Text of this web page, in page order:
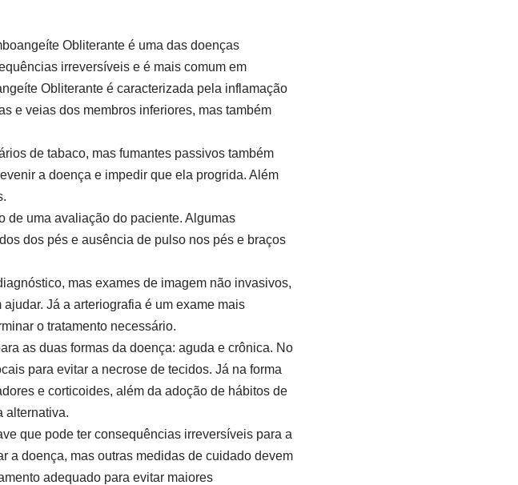
Obliterante é uma das doenças
irreversíveis e é mais comum em
Obliterante é caracterizada pela inflamação
e veias dos membros inferiores, mas também
de tabaco, mas fumantes passivos também
a doença e impedir que ela progrida. Além
de uma avaliação do paciente. Algumas
dos pés e ausência de pulso nos pés e braços
mas exames de imagem não invasivos,
Já a arteriografia é um exame mais
o tratamento necessário.
as duas formas da doença: aguda e crônica. No
para evitar a necrose de tecidos. Já na forma
e corticoides, além da adoção de hábitos de
alternativa.
que pode ter consequências irreversíveis para a
a doença, mas outras medidas de cuidado devem
adequado para evitar maiores